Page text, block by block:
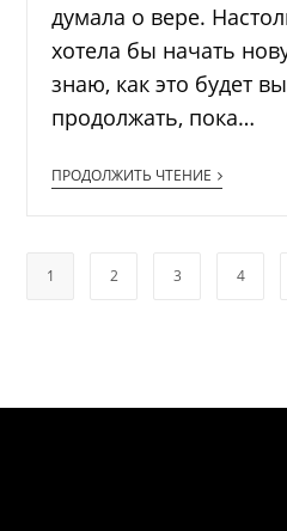
думала о вере.
хотела бы начать
знаю, как это будет
продолжать, пока…
ПРОДОЛЖИТЬ ЧТЕНИЕ
1 2 3 4